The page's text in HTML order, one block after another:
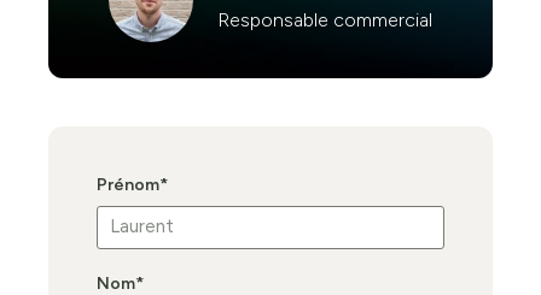
Responsable commercial
Prénom*
Nom*